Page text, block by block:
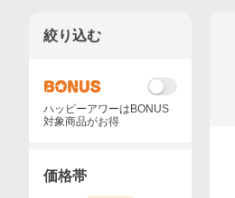
絞り込む
ハッピーアワーはBONUS
対象商品がお得
価格帯